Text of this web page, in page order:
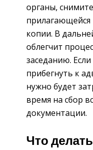
органы,
прилагающейся
копии. В
облегчит
заседанию.
прибегнуть к
нужно будет
время на сбор
документации.
Что